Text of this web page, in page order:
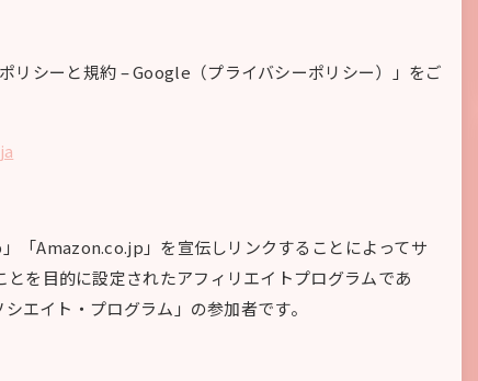
リシーと規約 – Google（プライバシーポリシー）」をご
「Amazon.co.jp」を宣伝しリンクすることによってサ
を目的に設定されたアフィリエイトプログラムであ
エイト・プログラム」の参加者です。